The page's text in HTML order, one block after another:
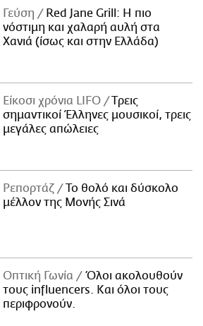
Γεύση
Red Jane Grill: Η πιο
νόστιμη και χαλαρή αυλή στα
Χανιά (ίσως και στην Ελλάδα)
Είκοσι χρόνια LIFO
Tρεις
σημαντικοί Έλληνες μουσικοί, τρεις
μεγάλες απώλειες
Ρεπορτάζ
Το θολό και δύσκολο
μέλλον της Μονής Σινά
Οπτική Γωνία
Όλοι ακολουθούν
τους influencers. Και όλοι τους
περιφρονούν.